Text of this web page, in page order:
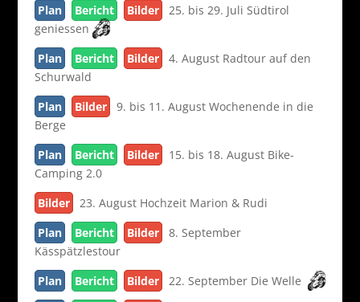
Plan
Bericht Bilder
25. bis 29. Juli Südtirol
geniessen
Plan
Bericht Bilder
4. August Radtour auf den
Schurwald
Plan
Bilder
9. bis 11. August Wochenende in die
Berge
Plan
Bericht Bilder
15. bis 18. August Bike-
Camping 2.0
Bilder
23. August Hochzeit Marion & Rudi
Plan
Bericht Bilder
8. September
Kässpätzlestour
Plan
Bericht Bilder
22. September Die Welle